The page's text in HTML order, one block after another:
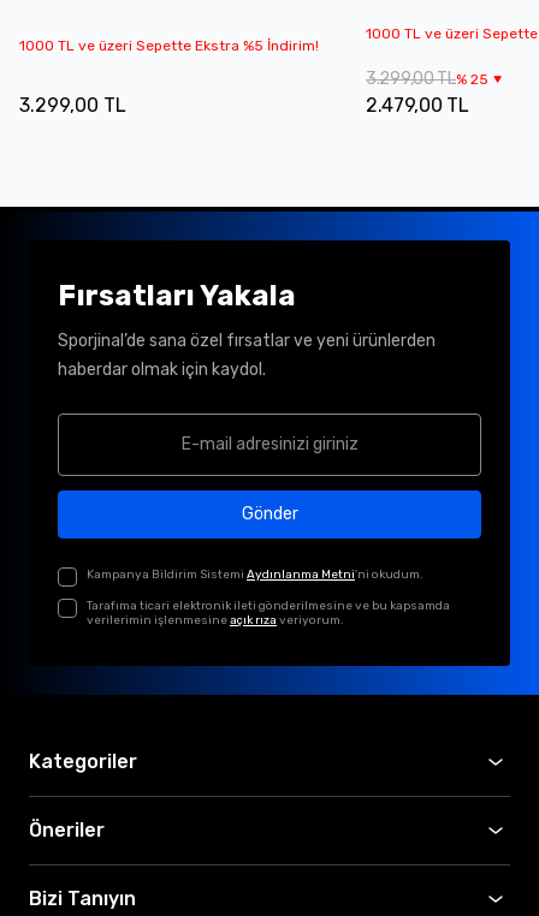
1000 TL ve üzeri Sepette Ekstra %5 İndirim!
3.299,00 TL
1000 TL ve üzeri
3.299,00 TL% 25
2.479,00 TL
Fırsatları Yakala
Sporjinal’de sana özel fırsatlar ve yeni ürünlerden
haberdar olmak için kaydol.
Gönder
Kampanya Bildirim Sistemi Aydınlanma Metni'ni okudum.
Tarafıma ticari elektronik ileti gönderilmesine ve bu kapsamda
verilerimin işlenmesineaçık rıza veriyorum.
Kategoriler
Öneriler
Bizi Tanıyın